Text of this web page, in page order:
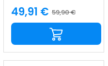
x 180 cm Thinia Home
Preço
normal
59,90 €
Preço
49,91 €